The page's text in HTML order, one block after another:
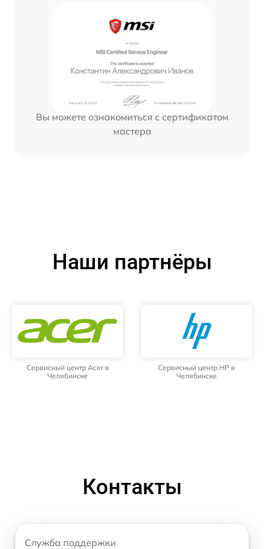
Вы можете ознакомиться с сертификатом
мастера
Наши партнёры
Сервисный центр Acer в
Челябинске
Сервисный центр HP в
Челябинске
Контакты
Служба поддержки